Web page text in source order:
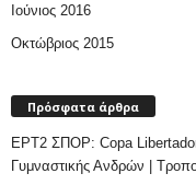
Ιούνιος 2016
Οκτώβριος 2015
Πρόσφατα άρθρα
ΕΡΤ2 ΣΠΟΡ: Copa
Γυμναστικής Ανδρών |